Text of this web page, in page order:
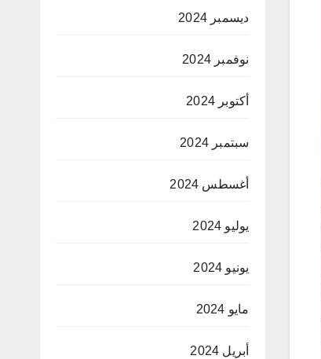
ديسمبر 2024
نوفمبر 2024
أكتوبر 2024
سبتمبر 2024
أغسطس 2024
يوليو 2024
يونيو 2024
مايو 2024
أبريل 2024